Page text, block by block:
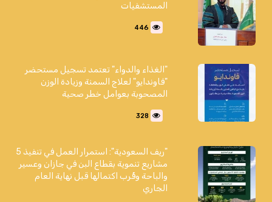
المستشفيات
446
"الغذاء والدواء" تعتمد تسجيل مستحضر
"فاوندايو" لعلاج السمنة وزيادة الوزن
المصحوبة بعوامل خطر صحية
328
"ريف السعودية": استمرار العمل في تنفيذ 5
مشاريع تنموية بقطاع البن في جازان وعسير
والباحة وقُرب اكتمالها قبل نهاية العام
الجاري